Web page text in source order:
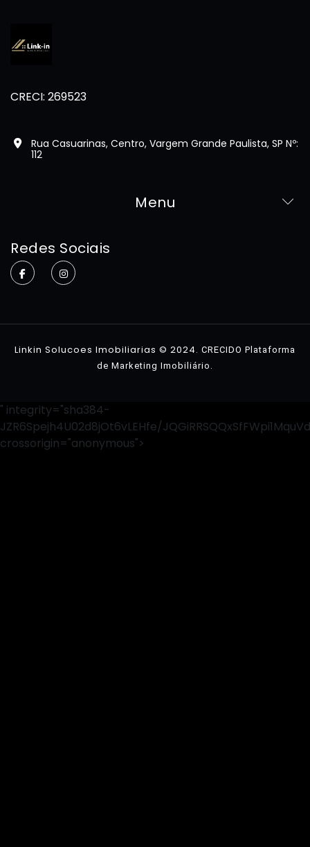
CRECI: 269523
Rua Casuarinas, Centro, Vargem Grande Paulista, SP Nº:
112
Menu
Redes Sociais
Linkin Solucoes Imobiliarias © 2024. CRECIDO Plataforma
de Marketing Imobiliário .
" integrity="sha384-
JZR6Spejh4U02d8jOt6vLEHfe/
crossorigin="anonymous">